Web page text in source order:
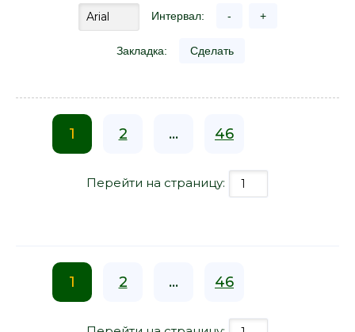
Интервал: - +
Закладка: Сделать
1 2 ... 46
Перейти на страницу:
1 2 ... 46